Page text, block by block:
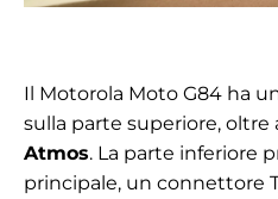
Il Motorola Moto G84 ha
sulla parte superiore, oltre
Atmos. La parte inferiore
principale, un connettore